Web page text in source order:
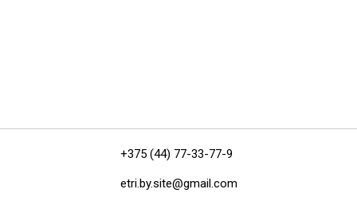
+375 (44) 77-33-77-9
etri.by.site@gmail.com